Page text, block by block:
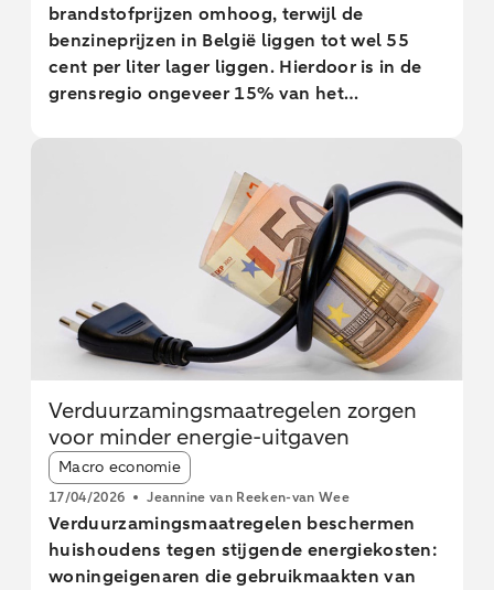
brandstofprijzen omhoog, terwijl de
benzineprijzen in België liggen tot wel 55
cent per liter lager liggen. Hierdoor is in de
grensregio ongeveer 15% van het
effect dat grotendeels wordt veroorzaakt
door een minderheid/kleine groep
huishoudens. Dit effect blijft constant voor
huishoudens t/m 30 kilometer van de grens.
Ook tankstations iets verder weg omzet
kunnen verliezen. Tegelijkertijd blijft het
landelijke verlies aan accijnsinkomsten voor
de overheid beperkt.
Verduurzamingsmaatregelen zorgen
voor minder energie-uitgaven
Article tags:
Macro economie
17/04/2026 Jeannine van Reeken-van Wee
Verduurzamingsmaatregelen beschermen
huishoudens tegen stijgende energiekosten:
woningeigenaren die gebruikmaakten van